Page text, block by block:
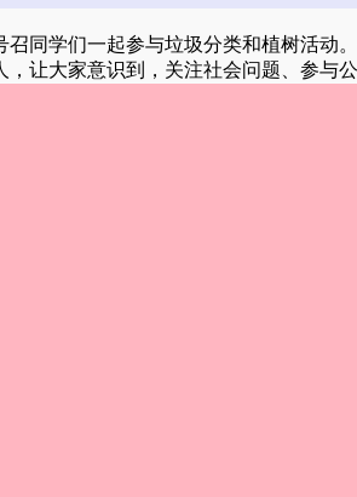
同学们一起参与垃圾分类和植树活动
让大家意识到，关注社会问题、参与